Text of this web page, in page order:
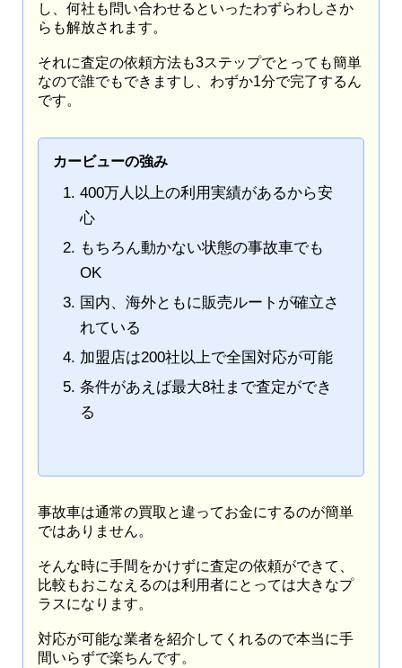
し、何社も問い合わせるといったわずらわしさか
らも解放されます。
それに査定の依頼方法も3ステップでとっても簡単
なので誰でもできますし、わずか1分で完了するん
です。
カービューの強み
400万人以上の利用実績があるから安
心
もちろん動かない状態の事故車でも
OK
国内、海外ともに販売ルートが確立さ
れている
加盟店は200社以上で全国対応が可能
条件があえば最大8社まで査定ができ
る
事故車は通常の買取と違ってお金にするのが簡単
ではありません。
そんな時に手間をかけずに査定の依頼ができて、
比較もおこなえるのは利用者にとっては大きなプ
ラスになります。
対応が可能な業者を紹介してくれるので本当に手
間いらずで楽ちんです。